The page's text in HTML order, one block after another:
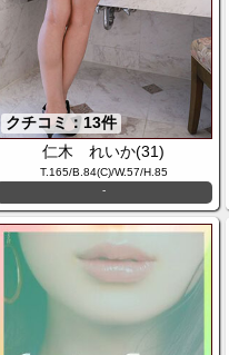
クチコミ：13件
仁木 れいか(31)
T.165/B.84(C)/W.57/H.85
-